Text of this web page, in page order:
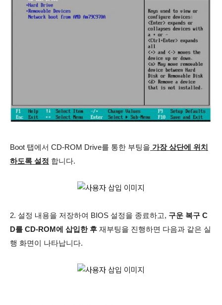
Boot 탭에서 CD-ROM Drive를 통한 부팅을 가장 상단에 위치
하도록 설정 합니다.
2. 설정 내용을 저장하여 BIOS 설정을 종료하고, 구운 복구 C
D를 CD-ROM에 삽입한 후 재부팅을 진행하면 다음과 같은 실
행 화면이 나타납니다.